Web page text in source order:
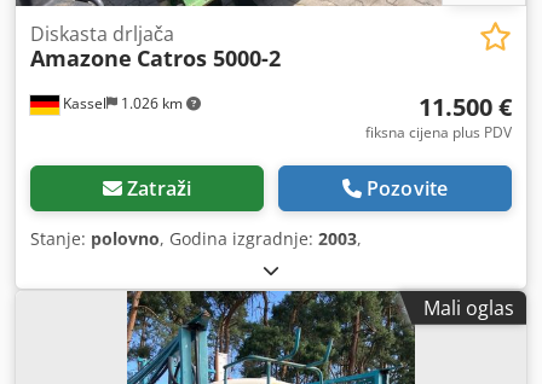
Kassel 1.026 km
Diskasta drljača
Amazone Catros 5000-2
11.500 €
fiksna cijena plus PDV
Zatraži Pozovite
Stanje: polovno, Godina izgradnje: 2003,
Mali oglas